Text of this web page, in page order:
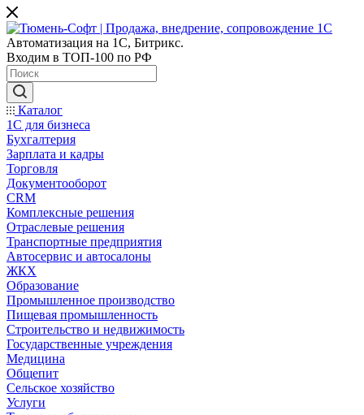
Автоматизация на 1С, Битрикс.
Входим в ТОП-100 по РФ
Каталог
1С для бизнеса
Бухгалтерия
Зарплата и кадры
Торговля
Документооборот
CRM
Комплексные решения
Отраслевые решения
Транспортные предприятия
Автосервис и автосалоны
ЖКХ
Образование
Промышленное производство
Пищевая промышленность
Строительство и недвижимость
Государственные учреждения
Медицина
Общепит
Сельское хозяйство
Услуги